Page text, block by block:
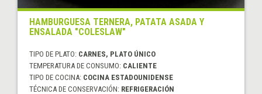
HAMBURGUESA TERNERA, PATATA ASADA Y
ENSALADA "COLESLAW"
TIPO DE PLATO: CARNES, PLATO ÚNICO
TEMPERATURA DE CONSUMO: CALIENTE
TIPO DE COCINA: COCINA ESTADOUNIDENSE
TÉCNICA DE CONSERVACIÓN: REFRIGERACIÓN